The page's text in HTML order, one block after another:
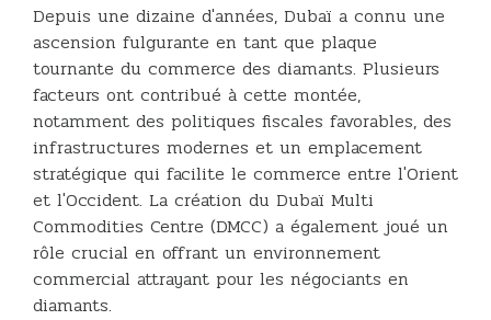
Depuis une dizaine d'années, Dubaï a connu une
ascension fulgurante en tant que plaque
tournante du commerce des diamants. Plusieurs
facteurs ont contribué à cette montée,
notamment des politiques fiscales favorables, des
infrastructures modernes et un emplacement
stratégique qui facilite le commerce entre l'Orient
et l'Occident. La création du Dubaï Multi
Commodities Centre (DMCC) a également joué un
rôle crucial en offrant un environnement
commercial attrayant pour les négociants en
diamants.